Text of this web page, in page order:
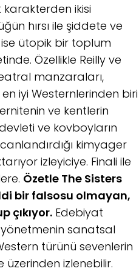
karakterden ikisi
hırsı ile şiddete ve
ütopik bir toplum
Özellikle Reilly ve
manzaraları,
iyi Westernlerinden biri
ve kentlerin
ve kovboyların
kimyager
izleyiciye. Finali ile
Özetle The Sisters
bir falsosu olmayan,
çıkıyor. Edebiyat
yönetmenin sanatsal
türünü sevenlerin
üzerinden izlenebilir.